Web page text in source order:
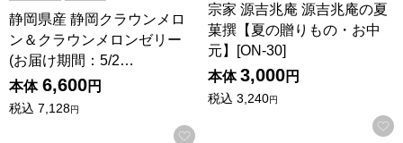
静岡県産 静岡クラウンメロ
ン＆クラウンメロンゼリー
(お届け期間：5/2…
本体 6,600円
税込 7,128円
お気に入りに登録する
宗家 源吉兆庵 源吉兆庵の夏
菓撰【夏の贈りもの・お中
元】[ON-30]
本体 3,000円
税込 3,240円